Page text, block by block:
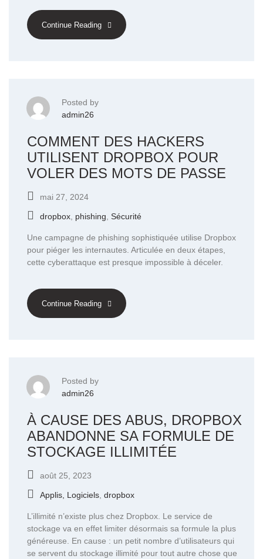
Continue Reading
Posted by
admin26
COMMENT DES HACKERS
UTILISENT DROPBOX POUR
VOLER DES MOTS DE PASSE
mai 27, 2024
dropbox phishing Sécurité
Une campagne de phishing sophistiquée utilise Dropbox
pour piéger les internautes. Articulée en deux étapes,
cette cyberattaque est presque impossible à déceler.
Continue Reading
Posted by
admin26
À CAUSE DES ABUS, DROPBOX
ABANDONNE SA FORMULE DE
STOCKAGE ILLIMITÉE
août 25, 2023
Applis, Logiciels dropbox
L’illimité n’existe plus chez Dropbox. Le service de
stockage va en effet limiter désormais sa formule la plus
généreuse. En cause : un petit nombre d’utilisateurs qui
se servent du stockage illimité pour tout autre chose que